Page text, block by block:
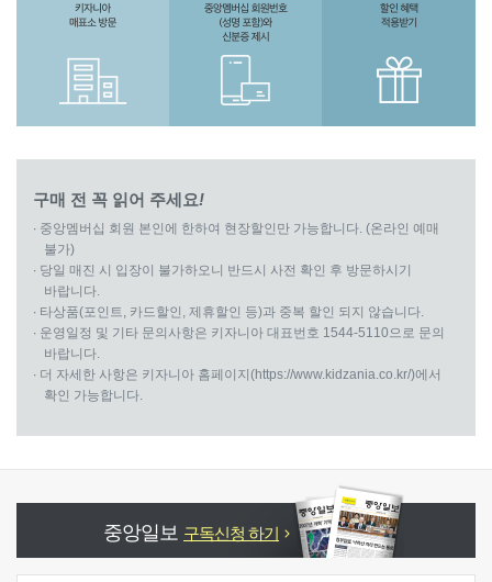
구매 전 꼭 읽어 주세요!
∙ 중앙멤버십 회원 본인에 한하여 현장할인만 가능합니다. (온라인 예매
불가)
∙ 당일 매진 시 입장이 불가하오니 반드시 사전 확인 후 방문하시기
바랍니다.
∙ 타상품(포인트, 카드할인, 제휴할인 등)과 중복 할인 되지 않습니다.
∙ 운영일정 및 기타 문의사항은 키자니아 대표번호 1544-5110으로 문의
바랍니다.
∙ 더 자세한 사항은 키자니아 홈페이지(https://www.kidzania.co.kr/)에서
확인 가능합니다.
중앙일보 구독신청 하기